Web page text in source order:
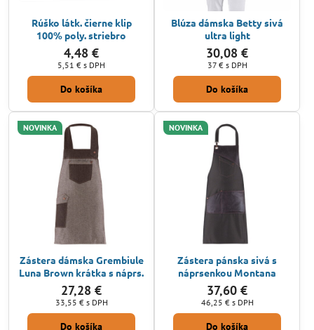
Rúško látk. čierne klip
100% poly. striebro
4,48 €
5,51 € s DPH
Do košíka
Blúza dámska Betty sivá
ultra light
30,08 €
37 € s DPH
Do košíka
NOVINKA
Zástera dámska Grembiule
Luna Brown krátka s náprs.
27,28 €
33,55 € s DPH
Do košíka
NOVINKA
Zástera pánska sivá s
náprsenkou Montana
37,60 €
46,25 € s DPH
Do košíka